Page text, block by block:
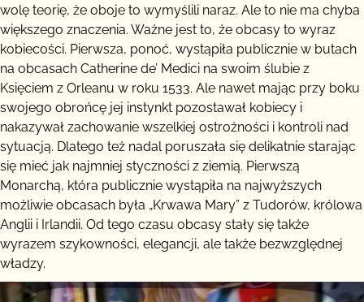
wolę teorię, że oboje to wymyślili naraz. Ale to nie ma chyba
większego znaczenia. Ważne jest to, że obcasy to wyraz
kobiecości. Pierwsza, ponoć, wystąpiła publicznie w butach
na obcasach Catherine de’ Medici na swoim ślubie z
Księciem z Orleanu w roku 1533. Ale nawet mając przy boku
swojego obrońcę jej instynkt pozostawał kobiecy i
nakazywał zachowanie wszelkiej ostrożności i kontroli nad
sytuacją. Dlatego też nadal poruszała się delikatnie starając
się mieć jak najmniej styczności z ziemią. Pierwszą
Monarchą, która publicznie wystąpiła na najwyższych
możliwie obcasach była „Krwawa Mary” z Tudorów, królowa
Anglii i Irlandii. Od tego czasu obcasy stały się także
wyrazem szykowności, elegancji, ale także bezwzględnej
władzy.